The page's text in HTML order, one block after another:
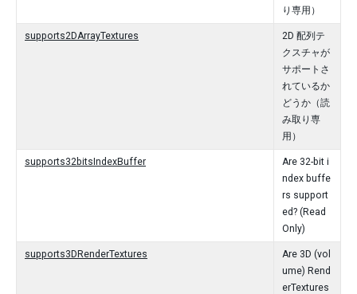
り専用）
supports2DArrayTextures
2D 配列テ
クスチャが
サポートさ
れているか
どうか（読
み取り専
用）
supports32bitsIndexBuffer
Are 32-bit i
ndex buffe
rs support
ed? (Read
Only)
supports3DRenderTextures
Are 3D (vol
ume) Rend
erTextures